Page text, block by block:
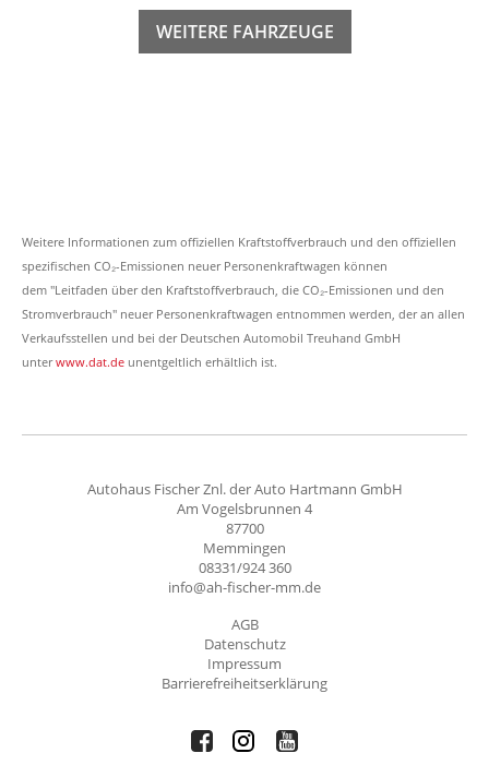
WEITERE FAHRZEUGE
Weitere Informationen zum offiziellen Kraftstoffverbrauch und den offiziellen
spezifischen CO₂-Emissionen neuer Personenkraftwagen können
dem "Leitfaden über den Kraftstoffverbrauch, die CO₂-Emissionen und den
Stromverbrauch" neuer Personenkraftwagen entnommen werden, der an allen
Verkaufsstellen und bei der Deutschen Automobil Treuhand GmbH
unterwww.dat.de unentgeltlich erhältlich ist.
Autohaus Fischer Znl. der Auto Hartmann GmbH
Am Vogelsbrunnen 4
87700
Memmingen
08331/924 360
info@ah-fischer-mm.de
AGB
Datenschutz
Impressum
Barrierefreiheitserklärung